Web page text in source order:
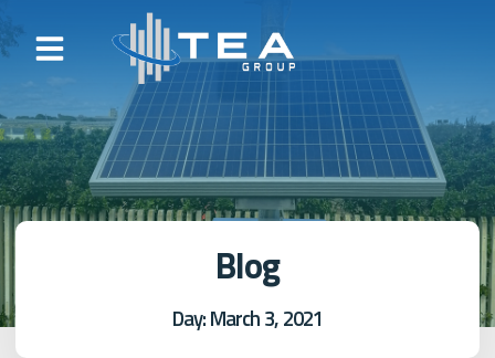
Blog
Day: March 3, 2021